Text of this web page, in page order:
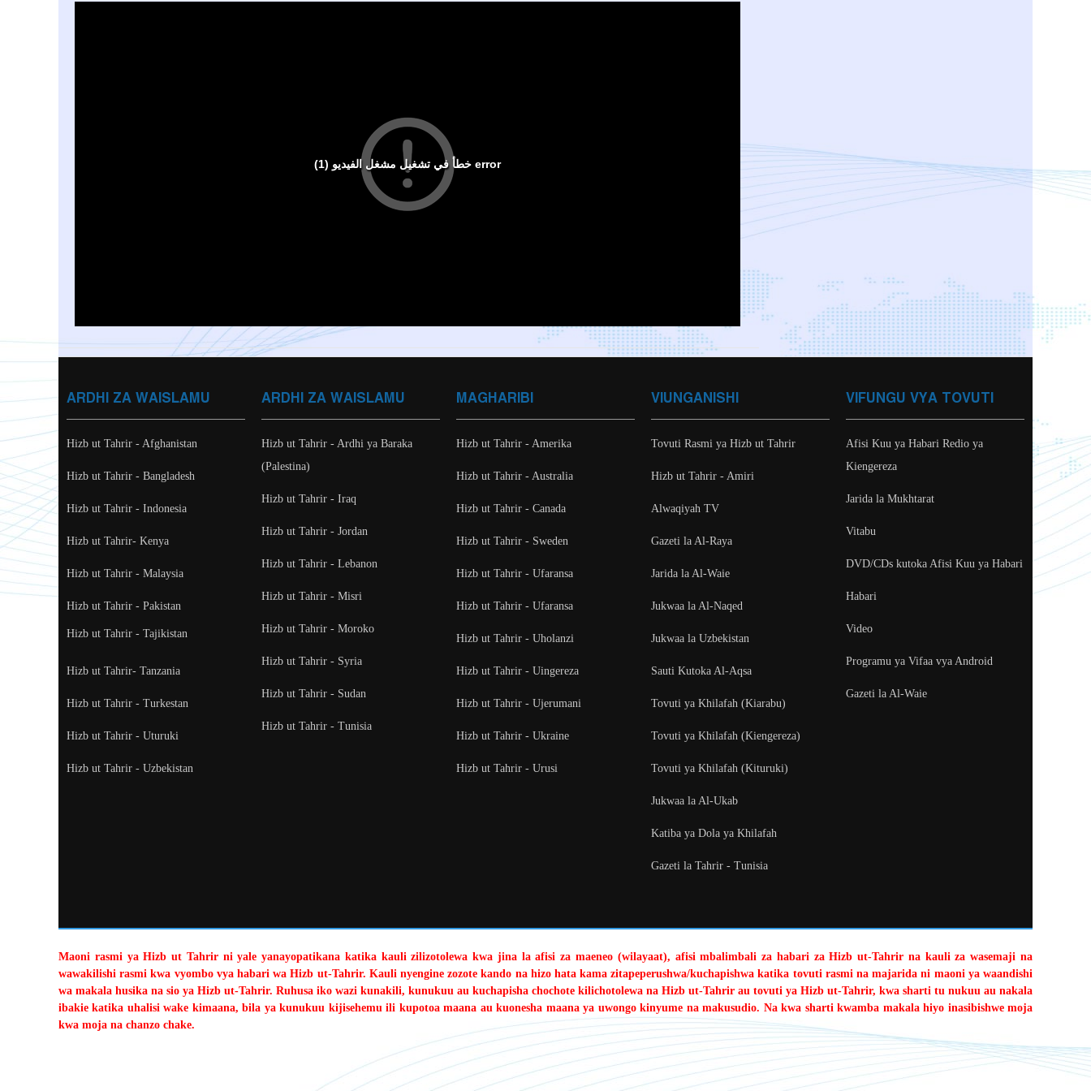
VIFUNGU VYA TOVUTI
Afisi Kuu ya Habari Redio ya
Kiengereza
Jarida la Mukhtarat
Vitabu
DVD/CDs kutoka Afisi Kuu ya Habari
Habari
Video
Programu ya Vifaa vya Android
Gazeti la Al-Waie
VIUNGANISHI
Tovuti Rasmi ya Hizb ut Tahrir
Hizb ut Tahrir - Amiri
Alwaqiyah TV
Gazeti la Al-Raya
Jarida la Al-Waie
Jukwaa la Al-Naqed
Jukwaa la Uzbekistan
Sauti Kutoka Al-Aqsa
Tovuti ya Khilafah (Kiarabu)
Tovuti ya Khilafah (Kiengereza)
Tovuti ya Khilafah (Kituruki)
Jukwaa la Al-Ukab
Katiba ya Dola ya Khilafah
Gazeti la Tahrir - Tunisia
MAGHARIBI
Hizb ut Tahrir - Amerika
Hizb ut Tahrir - Australia
Hizb ut Tahrir - Canada
Hizb ut Tahrir - Sweden
Hizb ut Tahrir - Ufaransa
Hizb ut Tahrir - Ufaransa
Hizb ut Tahrir - Uholanzi
Hizb ut Tahrir - Uingereza
Hizb ut Tahrir - Ujerumani
Hizb ut Tahrir - Ukraine
Hizb ut Tahrir - Urusi
ARDHI ZA WAISLAMU
Hizb ut Tahrir - Ardhi ya Baraka
(Palestina)
Hizb ut Tahrir - Iraq
Hizb ut Tahrir - Jordan
Hizb ut Tahrir - Lebanon
Hizb ut Tahrir - Misri
Hizb ut Tahrir - Moroko
Hizb ut Tahrir - Syria
Hizb ut Tahrir - Sudan
Hizb ut Tahrir - Tunisia
ARDHI ZA WAISLAMU
Hizb ut Tahrir - Afghanistan
Hizb ut Tahrir - Bangladesh
Hizb ut Tahrir - Indonesia
Hizb ut Tahrir- Kenya
Hizb ut Tahrir - Malaysia
Hizb ut Tahrir - Pakistan
Hizb ut Tahrir - Tajikistan
Hizb ut Tahrir- Tanzania
Hizb ut Tahrir - Turkestan
Hizb ut Tahrir - Uturuki
Hizb ut Tahrir - Uzbekistan
Maoni rasmi ya Hizb ut Tahrir ni yale yanayopatikana katika kauli zilizotolewa kwa jina la afisi za maeneo (wilayaat), afisi mbalimbali za habari za Hizb ut-Tahrir na kauli za wasemaji na
wawakilishi rasmi kwa vyombo vya habari wa Hizb ut-Tahrir. Kauli nyengine zozote kando na hizo hata kama zitapeperushwa/kuchapishwa katika tovuti rasmi na majarida ni maoni ya waandishi
wa makala husika na sio ya Hizb ut-Tahrir. Ruhusa iko wazi kunakili, kunukuu au kuchapisha chochote kilichotolewa na Hizb ut-Tahrir au tovuti ya Hizb ut-Tahrir, kwa sharti tu nukuu au nakala
ibakie katika uhalisi wake kimaana, bila ya kunukuu kijisehemu ili kupotoa maana au kuonesha maana ya uwongo kinyume na makusudio. Na kwa sharti kwamba makala hiyo inasibishwe moja
kwa moja na chanzo chake.